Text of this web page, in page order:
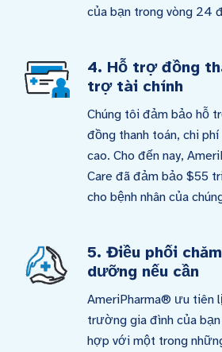
của bạn trong vòng 24
4. Hỗ trợ đồng
trợ tài chính
Chúng tôi đảm bảo hỗ
đồng thanh toán, chi
cao. Cho đến nay,
Care đã đảm bảo $55
cho bệnh nhân của
5. Điều phối
dưỡng nếu cần
AmeriPharma® ưu tiên
trường gia đình của
hợp với một trong